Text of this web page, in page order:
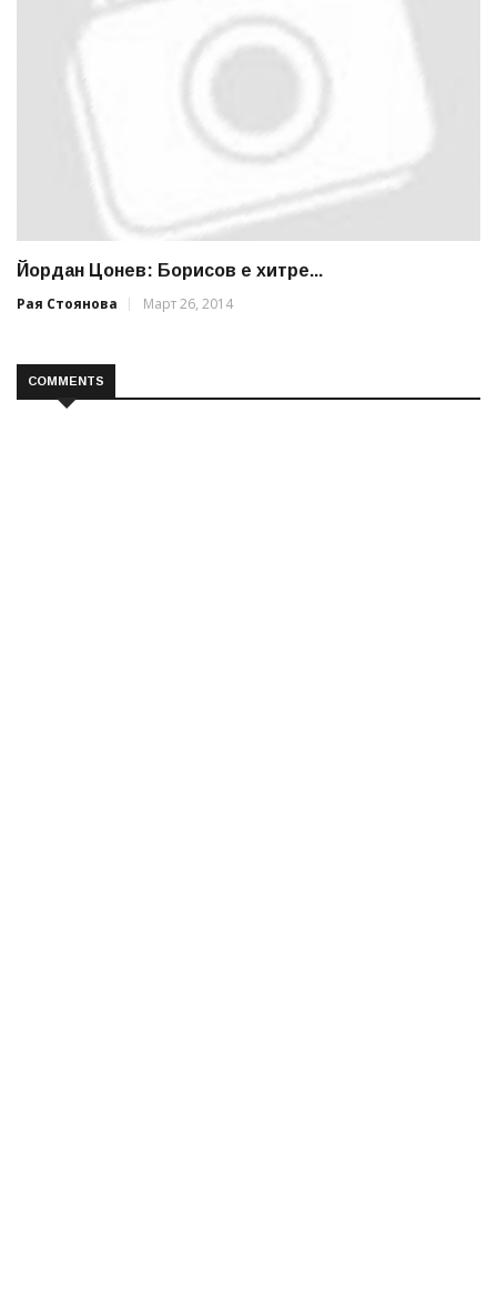
Йордан Цонев: Борисов е хитре...
Рая Стоянова
Март 26, 2014
COMMENTS